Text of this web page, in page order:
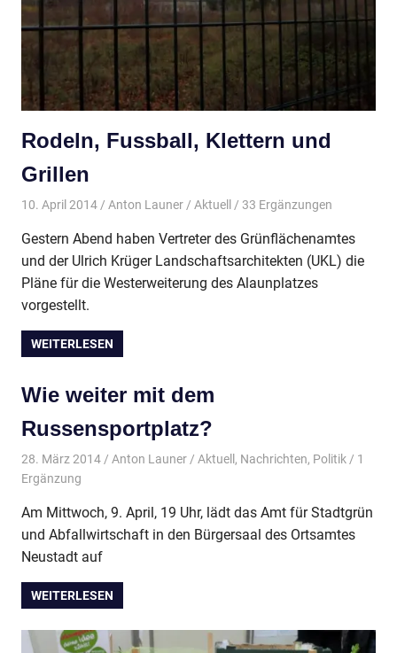
Rodeln, Fussball, Klettern und
Grillen
10. April 2014 Anton Launer Aktuell / 33 Ergänzungen
Gestern Abend haben Vertreter des Grünflächenamtes
und der Ulrich Krüger Landschaftsarchitekten (UKL) die
Pläne für die Westerweiterung des Alaunplatzes
vorgestellt.
WEITERLESEN
Wie weiter mit dem
Russensportplatz?
28. März 2014 Anton Launer Aktuell, Nachrichten, Politik/ 1
Ergänzung
Am Mittwoch, 9. April, 19 Uhr, lädt das Amt für Stadtgrün
und Abfallwirtschaft in den Bürgersaal des Ortsamtes
Neustadt auf
WEITERLESEN